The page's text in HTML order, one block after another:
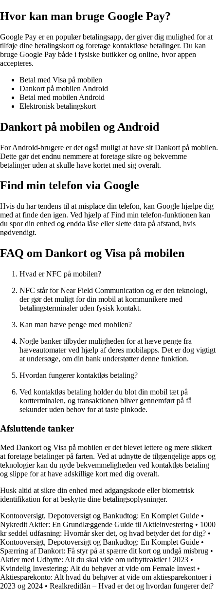
Hvor kan man bruge Google Pay?
Google Pay er en populær betalingsapp, der giver dig mulighed for at
tilføje dine betalingskort og foretage kontaktløse betalinger. Du kan
bruge Google Pay både i fysiske butikker og online, hvor appen
accepteres.
Betal med Visa på mobilen
Dankort på mobilen Android
Betal med mobilen Android
Elektronisk betalingskort
Dankort på mobilen og Android
For Android-brugere er det også muligt at have sit Dankort på mobilen.
Dette gør det endnu nemmere at foretage sikre og bekvemme
betalinger uden at skulle have kortet med sig overalt.
Find min telefon via Google
Hvis du har tendens til at misplace din telefon, kan Google hjælpe dig
med at finde den igen. Ved hjælp af Find min telefon-funktionen kan
du spor din enhed og endda låse eller slette data på afstand, hvis
nødvendigt.
FAQ om Dankort og Visa på mobilen
Hvad er NFC på mobilen?
NFC står for Near Field Communication og er den teknologi,
der gør det muligt for din mobil at kommunikere med
betalingsterminaler uden fysisk kontakt.
Kan man hæve penge med mobilen?
Nogle banker tilbyder muligheden for at hæve penge fra
hæveautomater ved hjælp af deres mobilapps. Det er dog vigtigt
at undersøge, om din bank understøtter denne funktion.
Hvordan fungerer kontaktløs betaling?
Ved kontaktløs betaling holder du blot din mobil tæt på
kortterminalen, og transaktionen bliver gennemført på få
sekunder uden behov for at taste pinkode.
Afsluttende tanker
Med Dankort og Visa på mobilen er det blevet lettere og mere sikkert
at foretage betalinger på farten. Ved at udnytte de tilgængelige apps og
teknologier kan du nyde bekvemmeligheden ved kontaktløs betaling
og slippe for at have adskillige kort med dig overalt.
Husk altid at sikre din enhed med adgangskode eller biometrisk
identifikation for at beskytte dine betalingsoplysninger.
Kontooversigt, Depotoversigt og Bankudtog: En Komplet Guide •
Nykredit Aktier: En Grundlæggende Guide til Aktieinvestering • 1000
kr seddel udfasning: Hvornår sker det, og hvad betyder det for dig? •
Kontooversigt, Depotoversigt og Bankudtog: En Komplet Guide •
Spærring af Dankort: Få styr på at spærre dit kort og undgå misbrug •
Aktier med Udbytte: Alt du skal vide om udbytteaktier i 2023 •
Kvindelig Investering: Alt du behøver at vide om Female Invest •
Aktiesparekonto: Alt hvad du behøver at vide om aktiesparekontoer i
2023 og 2024 • Realkreditlån – Hvad er det og hvordan fungerer det?